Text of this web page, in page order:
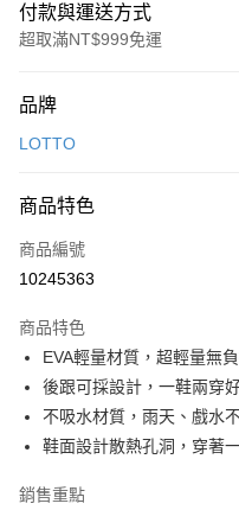
付款與運送方式
超取滿NT$999免運
信用卡一次付款
LINE Pay
Apple Pay
悠遊付
Google Pay
全盈+PAY
相關說明
品牌
LOTTO
商品特色
商品編號
10245363
商品特色
EVA輕量材質，超輕量無
後跟可採設計，一鞋兩穿
不吸水材質，雨天、戲水
鞋面設計散熱孔洞，穿著
銷售重點